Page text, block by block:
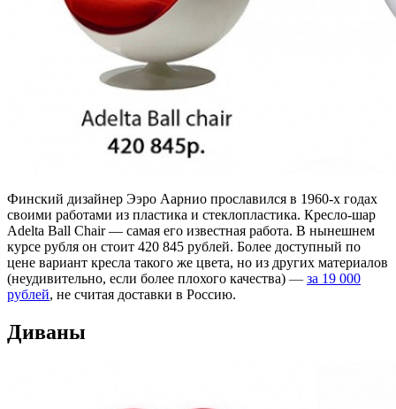
Финский дизайнер Ээро Аарнио прославился в 1960-х годах
своими работами из пластика и стеклопластика. Кресло-шар
Adelta Ball Chair — самая его известная работа. В нынешнем
курсе рубля он стоит 420 845 рублей. Более доступный по
цене вариант кресла такого же цвета, но из других материалов
(неудивительно, если более плохого качества) — за 19 000
рублей, не считая доставки в Россию.
Диваны